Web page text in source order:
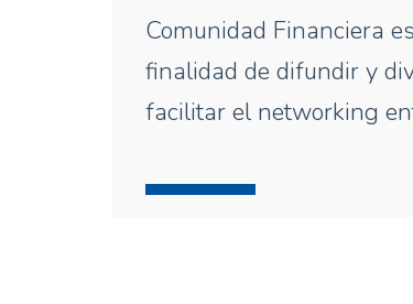
Comunidad Financiera
finalidad de difundir y
facilitar el networking